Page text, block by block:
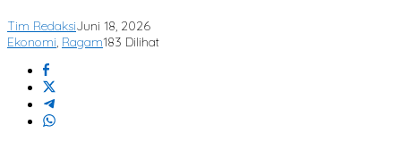
Tim RedaksiJuni 18, 2026
Ekonomi, Ragam183 Dilihat